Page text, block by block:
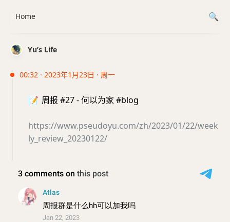
Yu’s Life
00:32 · 2023年1月23日 · 周一
📝 周报 #27 - 何以为家 #blog
https://www.pseudoyu.com/zh/2023/01/22/week
ly_review_20230122/
Home